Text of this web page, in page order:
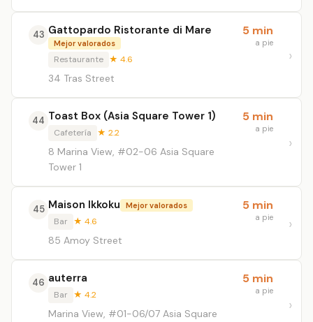
43 Gattopardo Ristorante di Mare
Mejor valorados
Restaurante ★ 4.6
34 Tras Street
5 min
a pie
44 Toast Box (Asia Square Tower 1)
Cafetería ★ 2.2
8 Marina View, #02-06 Asia Square
Tower 1
5 min
a pie
45 Maison Ikkoku Mejor valorados
Bar ★ 4.6
85 Amoy Street
5 min
a pie
46 auterra
Bar ★ 4.2
Marina View, #01-06/07 Asia Square
5 min
a pie